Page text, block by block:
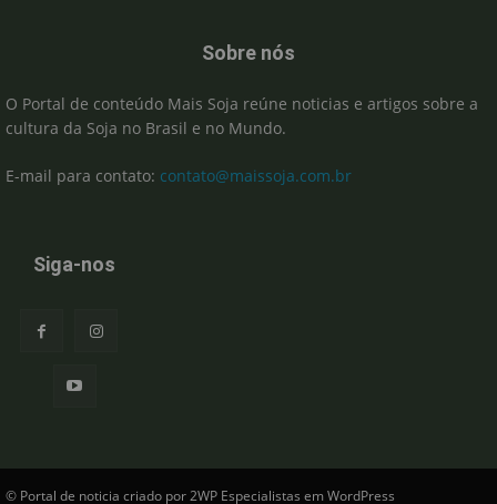
Sobre nós
O Portal de conteúdo Mais Soja reúne noticias e artigos sobre a
cultura da Soja no Brasil e no Mundo.
E-mail para contato: contato@maissoja.com.br
Siga-nos
© Portal de noticia criado por 2WP Especialistas em WordPress